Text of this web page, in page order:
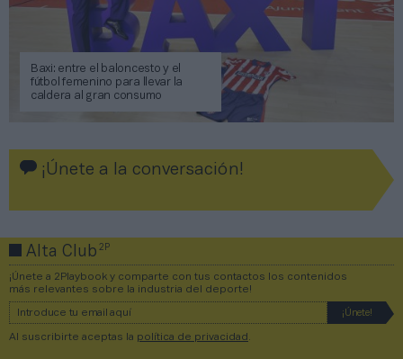
Baxi: entre el baloncesto y el
fútbol femenino para llevar la
caldera al gran consumo
¡Únete a la conversación!
Alta Club2P
¡Únete a 2Playbook y comparte con tus contactos los contenidos
más relevantes sobre la industria del deporte!
Al suscribirte aceptas la política de privacidad